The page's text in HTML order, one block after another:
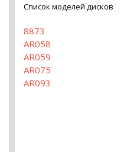
Список моделей дисков
8873
AR058
AR059
AR075
AR093